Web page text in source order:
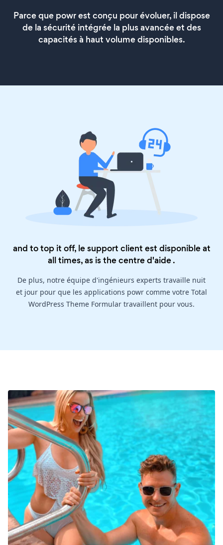
Parce que powr est conçu pour évoluer, il dispose
de la sécurité intégrée la plus avancée et des
capacités à haut volume disponibles.
and to top it off, le support client est disponible at
all times, as is thecentre d'aide.
De plus, notre équipe d'ingénieurs experts travaille nuit
et jour pour que les applications powr comme votre Total
WordPress Theme Formular travaillent pour vous.